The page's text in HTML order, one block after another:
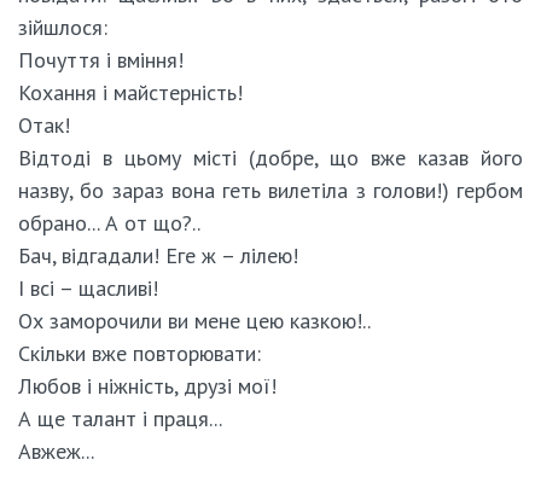
зійшлося:
Почуття і вміння!
Кохання і майстерність!
Отак!
Відтоді в цьому місті (добре, що вже казав його
назву, бо зараз вона геть вилетіла з голови!) гербом
обрано... А от що?..
Бач, відгадали! Еге ж – лілею!
І всі – щасливі!
Ох заморочили ви мене цею казкою!..
Скільки вже повторювати:
Любов і ніжність, друзі мої!
А ще талант і праця...
Авжеж...